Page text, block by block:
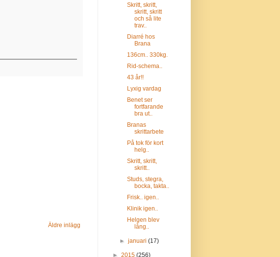
Äldre inlägg
Skritt, skritt,
skritt, skritt
och så lite
trav..
Diarré hos
Brana
136cm.. 330kg.
Rid-schema..
43 år!!
Lyxig vardag
Benet ser
fortfarande
bra ut..
Branas
skrittarbete
På tok för kort
helg..
Skritt, skritt,
skritt..
Studs, stegra,
bocka, takta..
Frisk.. igen..
Klinik igen..
Helgen blev
lång..
►januari(17)
► 2015 (256)